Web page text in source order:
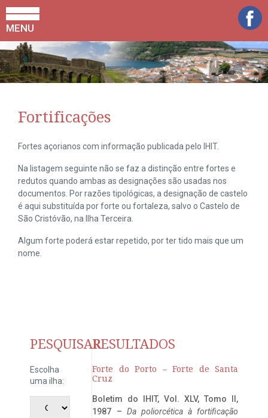
MENU
Fortificações
Fortes açorianos com informação publicada pelo IHIT.
Na listagem seguinte não se faz a distinção entre fortes e
redutos quando ambas as designações são usadas nos
documentos. Por razões tipológicas, a designação de castelo
é aqui substituída por forte ou fortaleza, salvo o Castelo de
São Cristóvão, na Ilha Terceira.
Algum forte poderá estar repetido, por ter tido mais que um
nome.
PESQUISAR
Escolha
uma ilha:
RESULTADOS
Forte do Porto – Forte de Santa
Cruz
Boletim do IHIT, Vol. XLV, Tomo II,
1987 – Da poliorcética à fortificação